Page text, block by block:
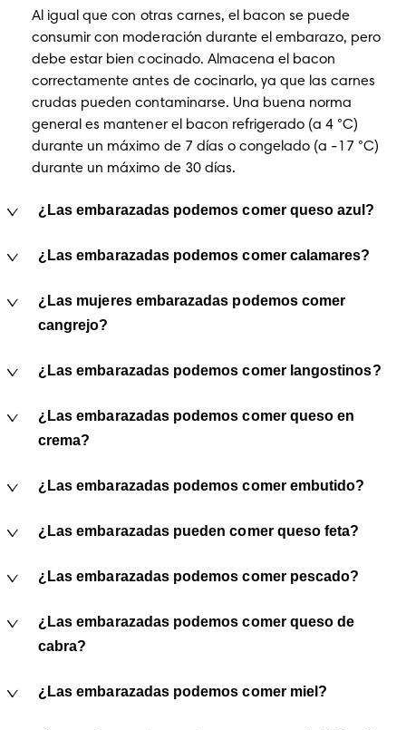
Al igual que con otras carnes, el bacon se puede
consumir con moderación durante el embarazo, pero
debe estar bien cocinado. Almacena el bacon
correctamente antes de cocinarlo, ya que las carnes
crudas pueden contaminarse. Una buena norma
general es mantener el bacon refrigerado (a 4 °C)
durante un máximo de 7 días o congelado (a -17 °C)
durante un máximo de 30 días.
¿Las embarazadas podemos comer queso azul?
¿Las embarazadas podemos comer calamares?
¿Las mujeres embarazadas podemos comer
cangrejo?
¿Las embarazadas podemos comer langostinos?
¿Las embarazadas podemos comer queso en
crema?
¿Las embarazadas podemos comer embutido?
¿Las embarazadas pueden comer queso feta?
¿Las embarazadas podemos comer pescado?
¿Las embarazadas podemos comer queso de
cabra?
¿Las embarazadas podemos comer miel?